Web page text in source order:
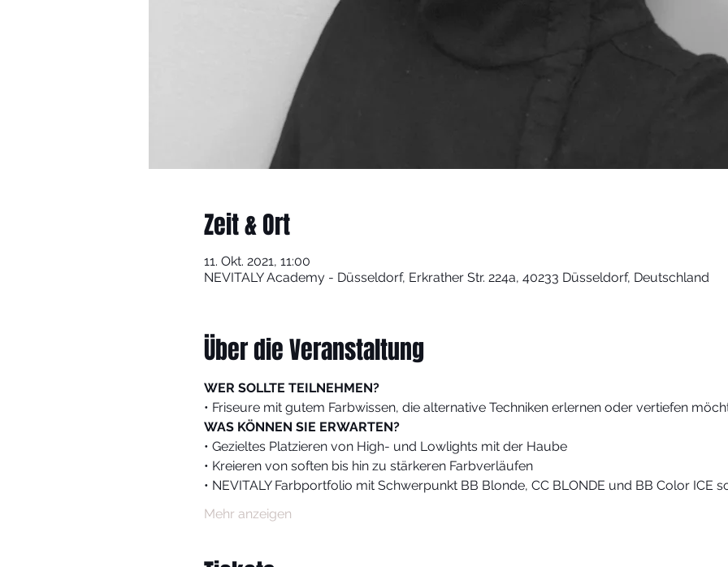
Zeit & Ort
11. Okt. 2021, 11:00
NEVITALY Academy - Düsseldorf, Erkrather Str. 224a, 40233 Düsseldorf, Deutschland
Über die Veranstaltung
WER SOLLTE TEILNEHMEN?
• Friseure mit gutem Farbwissen, die alternative Techniken erlernen oder vertiefen
WAS KÖNNEN SIE ERWARTEN?
• Gezieltes Platzieren von High- und Lowlights mit der Haube
• Kreieren von soften bis hin zu stärkeren Farbverläufen
• NEVITALY Farbportfolio mit Schwerpunkt BB Blonde, CC BLONDE und BB Color ICE
Mehr anzeigen